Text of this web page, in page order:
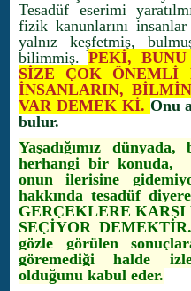
Tesadüf eserimi
fizik kanunlarını
yalnız keşfetmiş,
bilimmiş. PEKİ,
SİZE ÇOK ÖNEMLİ
İNSANLARIN,
VAR DEMEK Kİ. Onu
bulur.
Yaşadığımız
herhangi bir konuda,
onun ilerisine
hakkında tesadüf
GERÇEKLERE
SEÇİYOR
gözle görülen
göremediği halde
olduğunu kabul eder.